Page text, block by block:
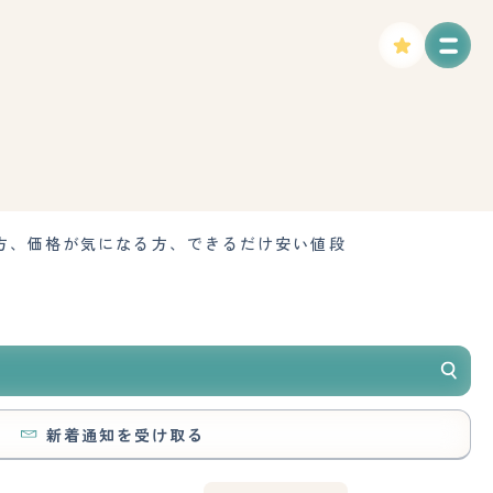
価格が気になる方、できるだけ安い値段
新着通知を受け取る